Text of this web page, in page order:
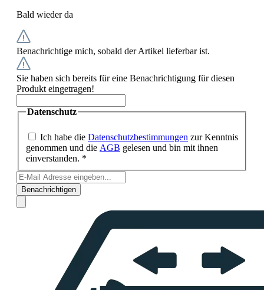
Bald wieder da
Benachrichtige mich, sobald der Artikel lieferbar ist.
Sie haben sich bereits für eine Benachrichtigung für diesen
Produkt eingetragen!
Datenschutz
Ich habe die Datenschutzbestimmungen zur Kenntnis
genommen und die AGB gelesen und bin mit ihnen
einverstanden. *
Benachrichtigen